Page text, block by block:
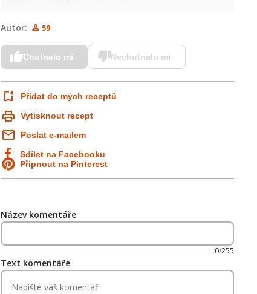
Autor: 59
Chutnalo mi Nechutnalo mi
Přidat do mých receptů
Vytisknout recept
Poslat e-mailem
Sdílet na Facebooku
Připnout na Pinterest
Název komentáře
0/255
Text komentáře